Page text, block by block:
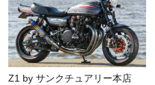
Z1 by サンクチュアリー本店